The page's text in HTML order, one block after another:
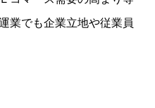
業でも企業立地や従業員